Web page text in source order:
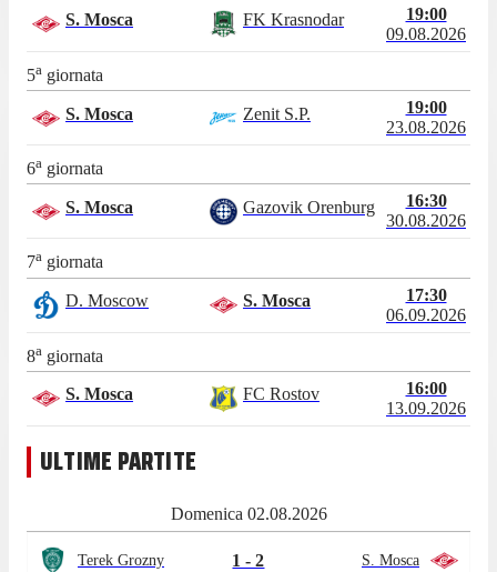
S. Mosca FK Krasnodar
19:00
09.08.2026
5a giornata
S. Mosca Zenit S.P.
19:00
23.08.2026
6a giornata
S. Mosca Gazovik Orenburg
16:30
30.08.2026
7a giornata
D. Moscow S. Mosca
17:30
06.09.2026
8a giornata
S. Mosca FC Rostov
16:00
13.09.2026
ULTIME PARTITE
Domenica 02.08.2026
Terek Grozny 1 - 2 S. Mosca